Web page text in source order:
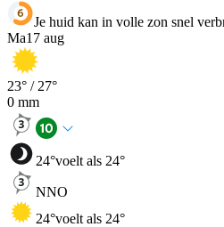
Je huid kan in volle zon snel
Ma17 aug
23° / 27°
0 mm
24°voelt als 24°
NNO
24°voelt als 24°